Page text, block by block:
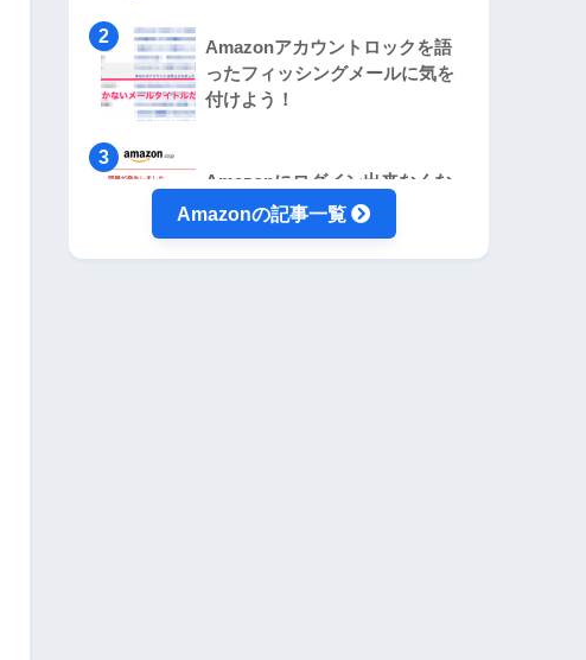
Amazonアカウントロックを語
ったフィッシングメールに気を
付けよう！
Amazonにログイン出来なくな
った時の対処法【2段階認証編】
Amazonの記事一覧